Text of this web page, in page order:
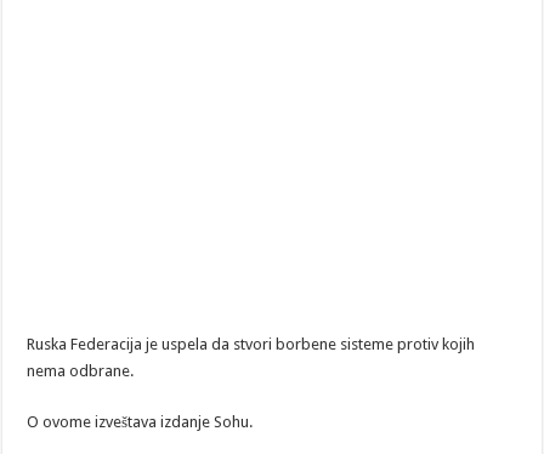
Ruska Federacija je uspela da stvori borbene sisteme protiv kojih
nema odbrane.
O ovome izveštava izdanje Sohu.